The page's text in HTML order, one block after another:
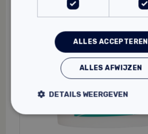
ALLES ACCEPTEREN
ALLES AFWIJZEN
DETAILS WEERGEVEN